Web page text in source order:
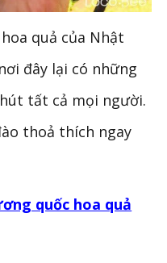
quả của Nhật
đây lại có những
tất cả mọi người.
thoả thích ngay
quốc hoa quả